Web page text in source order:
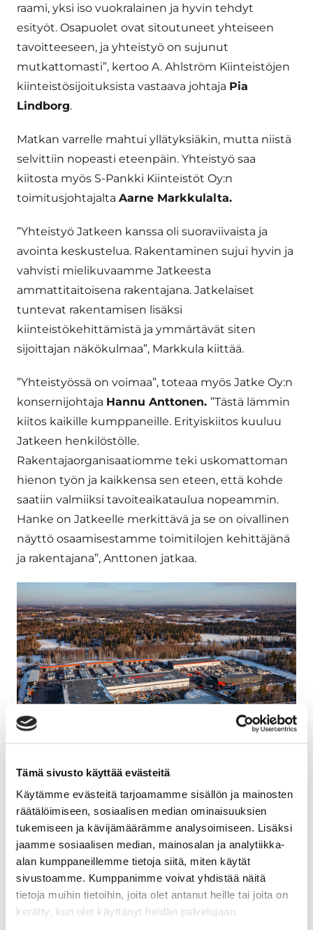
Tämä sivusto käyttää evästeitä
Käytämme evästeitä tarjoamamme sisällön ja mainosten
räätälöimiseen, sosiaalisen median ominaisuuksien
tukemiseen ja kävijämäärämme analysoimiseen. Lisäksi
jaamme sosiaalisen median, mainosalan ja analytiikka-
alan kumppaneillemme tietoja siitä, miten käytät
sivustoamme. Kumppanimme voivat yhdistää näitä
tietoja muihin tietoihin, joita olet antanut heille tai joita on
kerätty, kun olet käyttänyt heidän palvelujaan.
raami, yksi iso vuokralainen ja hyvin tehdyt
esityöt. Osapuolet ovat sitoutuneet yhteiseen
tavoitteeseen, ja yhteistyö on sujunut
mutkattomasti”, kertoo A. Ahlström Kiinteistöjen
kiinteistösijoituksista vastaava johtaja Pia
Lindborg.
Matkan varrelle mahtui yllätyksiäkin, mutta niistä
selvittiin nopeasti eteenpäin. Yhteistyö saa
kiitosta myös S-Pankki Kiinteistöt Oy:n
toimitusjohtajalta Aarne Markkulalta.
”Yhteistyö Jatkeen kanssa oli suoraviivaista ja
avointa keskustelua. Rakentaminen sujui hyvin ja
vahvisti mielikuvaamme Jatkeesta
ammattitaitoisena rakentajana. Jatkelaiset
tuntevat rakentamisen lisäksi
kiinteistökehittämistä ja ymmärtävät siten
sijoittajan näkökulmaa”, Markkula kiittää.
”Yhteistyössä on voimaa”, toteaa myös Jatke Oy:n
konsernijohtaja Hannu Anttonen. ”Tästä lämmin
kiitos kaikille kumppaneille. Erityiskiitos kuuluu
Jatkeen henkilöstölle.
Rakentajaorganisaatiomme teki uskomattoman
hienon työn ja kaikkensa sen eteen, että kohde
saatiin valmiiksi tavoiteaikataulua nopeammin.
Hanke on Jatkeelle merkittävä ja se on oivallinen
näyttö osaamisestamme toimitilojen kehittäjänä
ja rakentajana”, Anttonen jatkaa.
Rakentaminen alkoi huhtikuussa 2020 ja eteni
suunnitellussa aikataulussa, jota
koronatilannekaan ei päässyt hidastamaan.
Cramon vanhan päätoimitilan henkilöstö muutti
uusiin tiloihin jo helmikuussa, ja loputkin Åbyyn
siirtyvät toiminnot muuttavat sinne kesään
mennessä. Cramon henkilöstö on ollut mukana
tilojen suunnittelussa alusta asti, sillä kohteesta